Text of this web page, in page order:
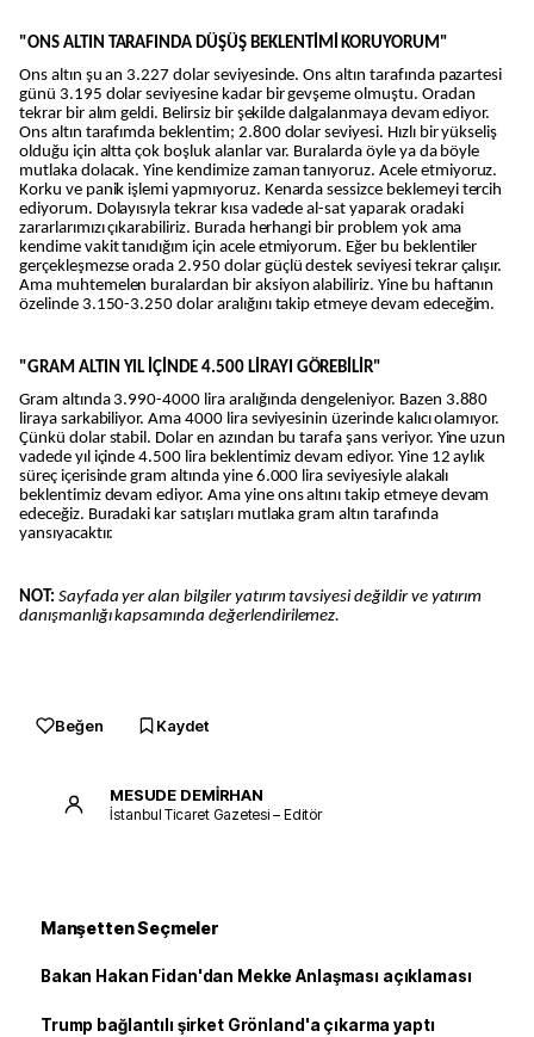
"ONS ALTIN TARAFINDA DÜŞÜŞ BEKLENTİMİ KORUYORUM"
Ons altın şu an 3.227 dolar seviyesinde. Ons altın tarafında pazartesi
günü 3.195 dolar seviyesine kadar bir gevşeme olmuştu. Oradan
tekrar bir alım geldi. Belirsiz bir şekilde dalgalanmaya devam ediyor.
Ons altın tarafımda beklentim; 2.800 dolar seviyesi. Hızlı bir yükseliş
olduğu için altta çok boşluk alanlar var. Buralarda öyle ya da böyle
mutlaka dolacak. Yine kendimize zaman tanıyoruz. Acele etmiyoruz.
Korku ve panik işlemi yapmıyoruz. Kenarda sessizce beklemeyi tercih
ediyorum. Dolayısıyla tekrar kısa vadede al-sat yaparak oradaki
zararlarımızı çıkarabiliriz. Burada herhangi bir problem yok ama
kendime vakit tanıdığım için acele etmiyorum. Eğer bu beklentiler
gerçekleşmezse orada 2.950 dolar güçlü destek seviyesi tekrar çalışır.
Ama muhtemelen buralardan bir aksiyon alabiliriz. Yine bu haftanın
özelinde 3.150-3.250 dolar aralığını takip etmeye devam edeceğim.
"GRAM ALTIN YIL İÇİNDE 4.500 LİRAYI GÖREBİLİR"
Gram altında 3.990-4000 lira aralığında dengeleniyor. Bazen 3.880
liraya sarkabiliyor. Ama 4000 lira seviyesinin üzerinde kalıcı olamıyor.
Çünkü dolar stabil. Dolar en azından bu tarafa şans veriyor. Yine uzun
vadede yıl içinde 4.500 lira beklentimiz devam ediyor. Yine 12 aylık
süreç içerisinde gram altında yine 6.000 lira seviyesiyle alakalı
beklentimiz devam ediyor. Ama yine ons altını takip etmeye devam
edeceğiz. Buradaki kar satışları mutlaka gram altın tarafında
yansıyacaktır.
NOT: Sayfada yer alan bilgiler yatırım tavsiyesi değildir ve yatırım
danışmanlığı kapsamında değerlendirilemez.
Beğen Kaydet
MESUDE DEMİRHAN
İstanbul Ticaret Gazetesi – Editör
Manşetten Seçmeler
Bakan Hakan Fidan'dan Mekke Anlaşması açıklaması
Trump bağlantılı şirket Grönland'a çıkarma yaptı